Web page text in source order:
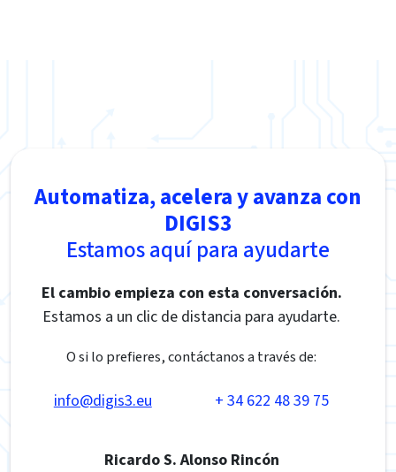
Automatiza, acelera y avanza con
DIGIS3
Estamos aquí para ayudarte
El cambio empieza con esta conversación.
Estamos a un clic de distancia para ayudarte.
O si lo prefieres, contáctanos a través de:
info@digis3.eu + 34 622 48 39 75
Ricardo S. Alonso Rincón